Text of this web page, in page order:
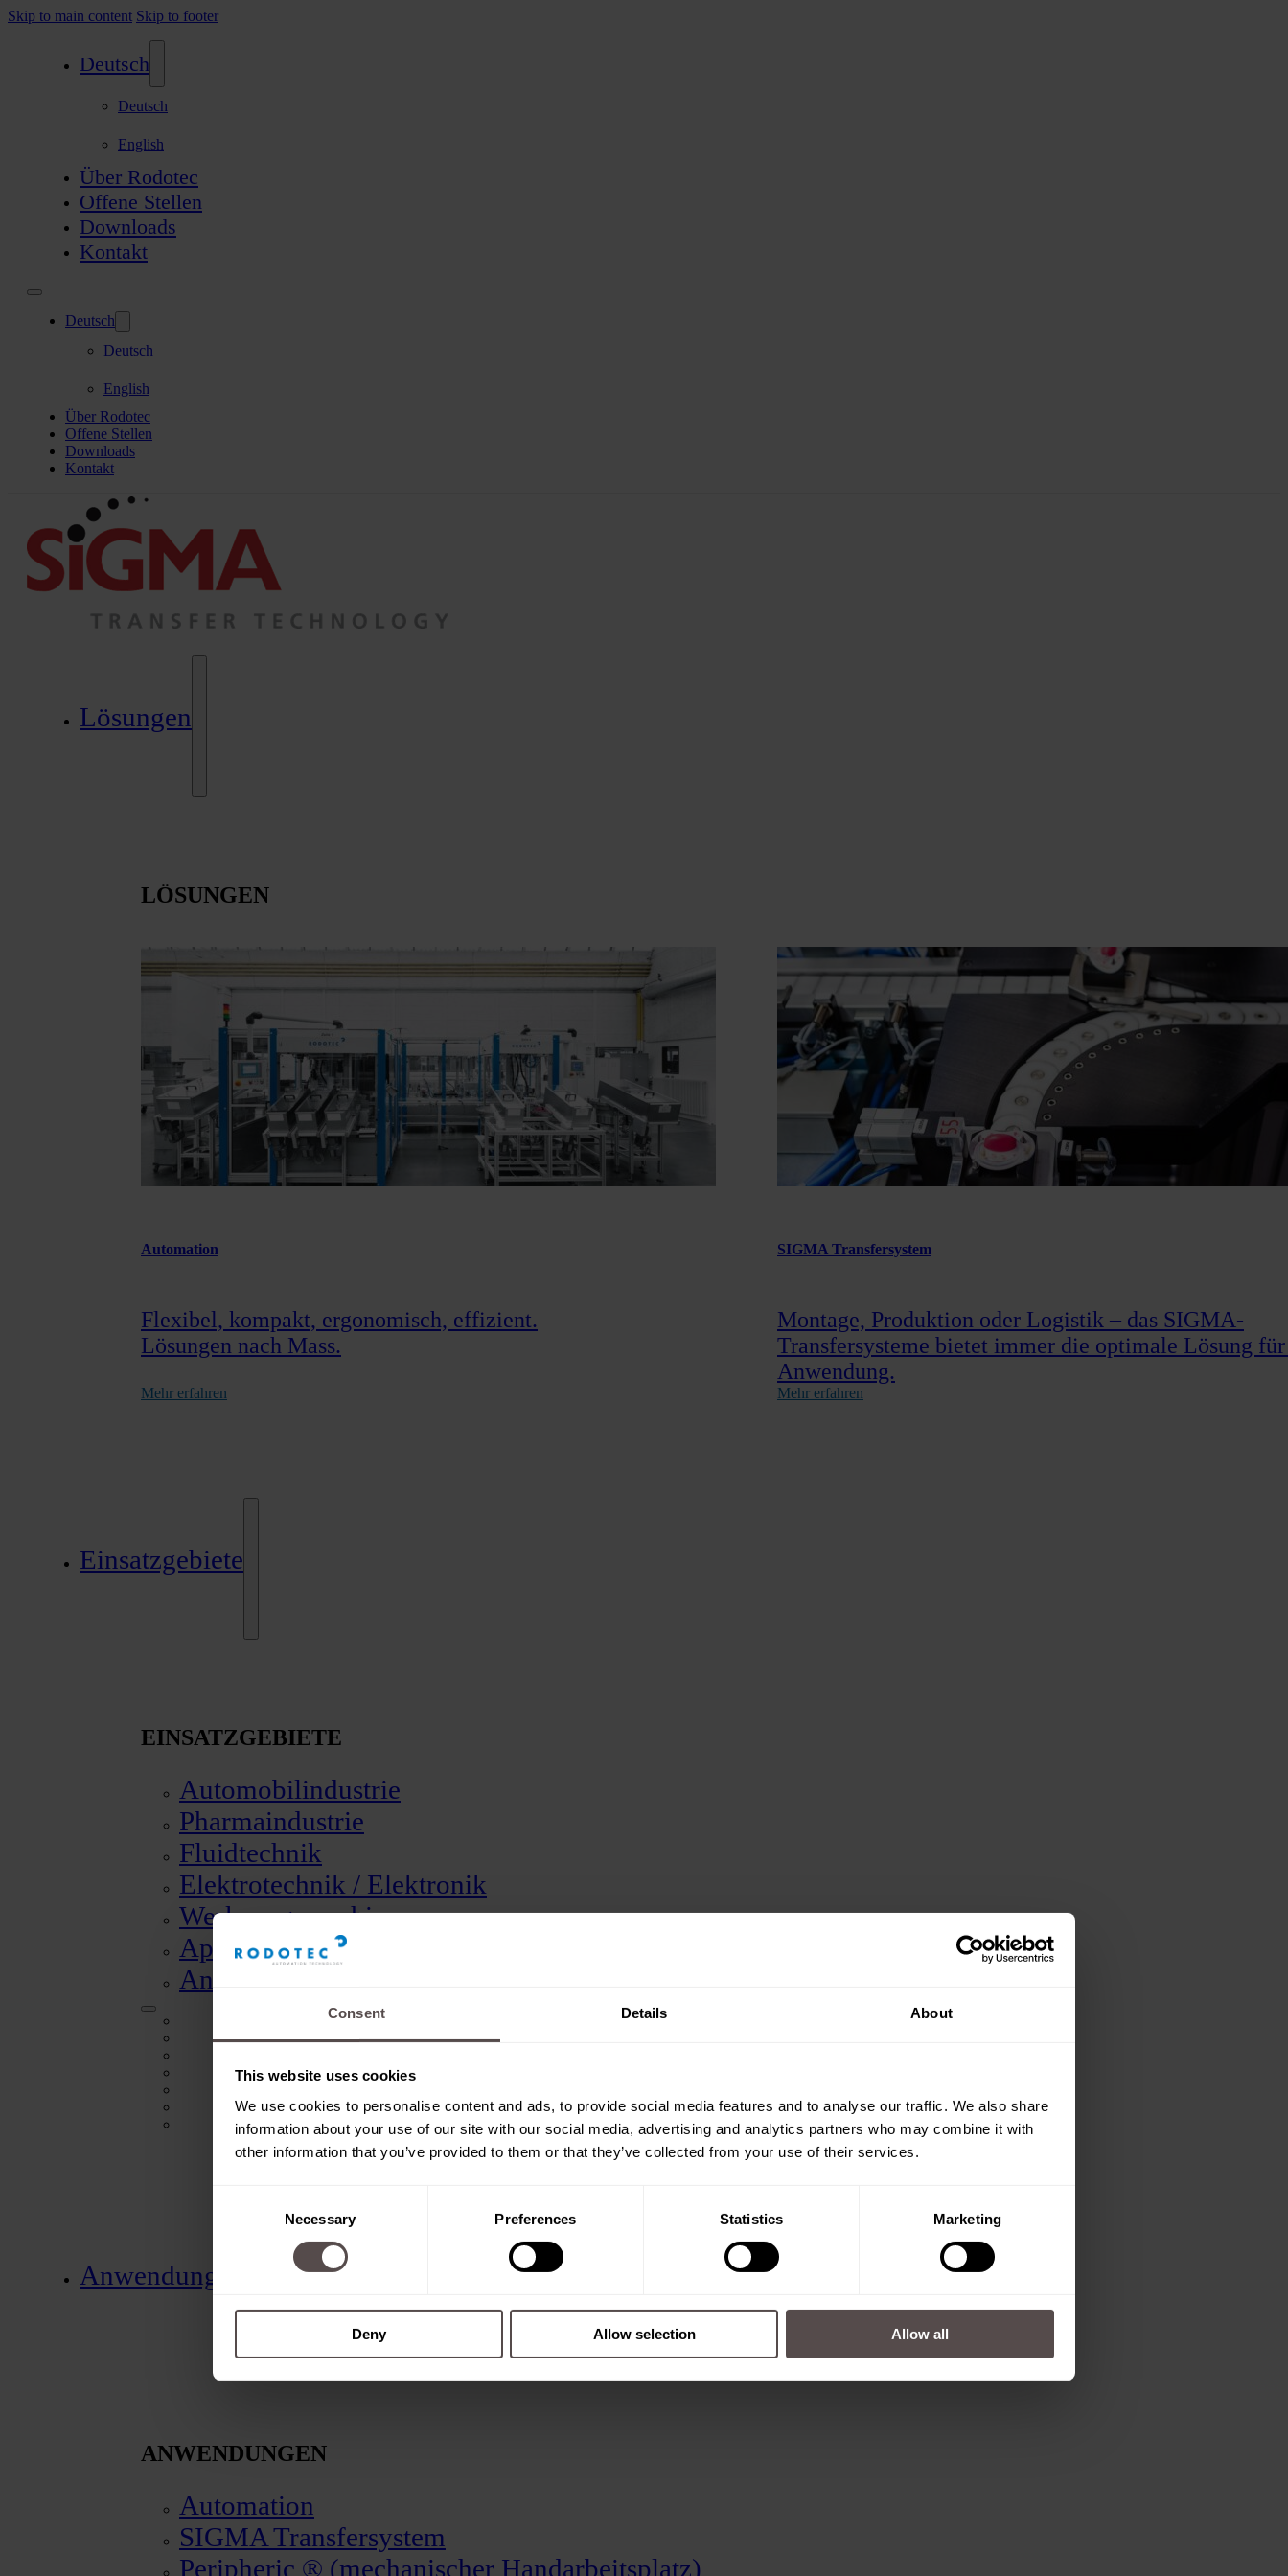
Consent Details About
This website uses cookies
We use cookies to personalise content and ads, to provide social media features and to analyse our traffic. We also share
information about your use of our site with our social media, advertising and analytics partners who may combine it with
other information that you’ve provided to them or that they’ve collected from your use of their services.
Necessary Preferences Statistics Marketing
Deny Allow selection Allow all
Skip to main content Skip to footer
Deutsch
Deutsch
English
Über Rodotec
Offene Stellen
Downloads
Kontakt
Deutsch
Deutsch
English
Über Rodotec
Offene Stellen
Downloads
Kontakt
Lösungen
LÖSUNGEN
Automation
Flexibel, kompakt, ergonomisch, effizient.
Lösungen nach Mass.
Mehr erfahren
SIGMA Transfersystem
Montage, Produktion oder Logistik – das SIGMA-
Transfersysteme bietet immer die optimale Lösung
Anwendung.
Mehr erfahren
Einsatzgebiete
EINSATZGEBIETE
Automobilindustrie
Pharmaindustrie
Fluidtechnik
Elektrotechnik / Elektronik
Werkzeugmaschinen
Apparate und Instrumentenbau
Andere Anwendungen
Pharmaindustrie
Elektrotechnik / Elektronik
Apparate und Instrumentenbau
Andere Anwendungen
Anwendungen
ANWENDUNGEN
Automation
SIGMA Transfersystem
Peripheric ® (mechanischer Handarbeitsplatz)